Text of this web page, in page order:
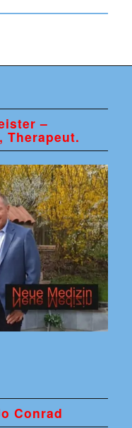
–
Therapeut.
Conrad